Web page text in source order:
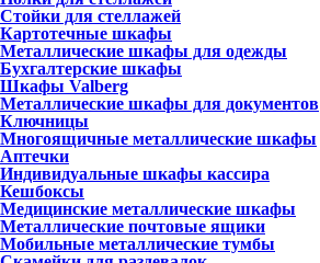
Стойки для стеллажей
Картотечные шкафы
Металлические шкафы для одежды
Бухгалтерские шкафы
Шкафы Valberg
Металлические шкафы для документов
Ключницы
Многоящичные металлические шкафы
Аптечки
Индивидуальные шкафы кассира
Кешбоксы
Медицинские металлические шкафы
Металлические почтовые ящики
Мобильные металлические тумбы